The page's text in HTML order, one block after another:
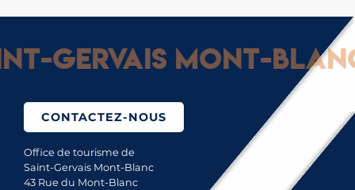
Gervais Mont-Blanc
CONTACTEZ-NOUS
Office de tourisme de
Saint-Gervais Mont-Blanc
43 Rue du Mont-Blanc